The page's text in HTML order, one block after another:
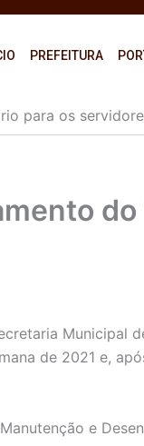
PREFEITURA
para os
do
Municipal
de 2021 e,
e